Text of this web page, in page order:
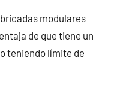
modulares
de que tiene un
teniendo límite de